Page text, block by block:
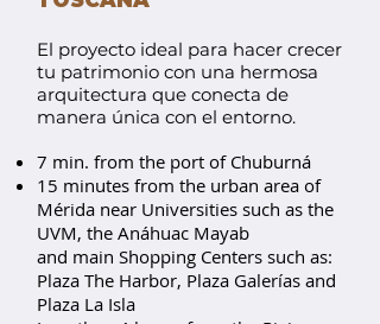
El proyecto ideal para hacer crecer
tu patrimonio con una hermosa
arquitectura que conecta de
manera única con el entorno.
7 min. from the port of Chuburná
15 minutes from the urban area of
Mérida near Universities such as the
UVM, the Anáhuac Mayab
and main Shopping Centers such as:
Plaza The Harbor, Plaza Galerías and
Plaza La Isla